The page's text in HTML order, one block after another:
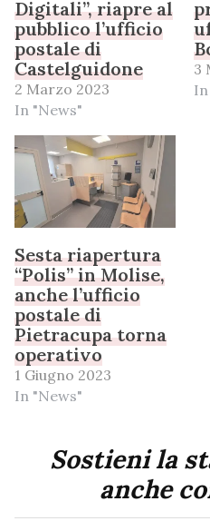
Digitali”, riapre al
pubblico l’ufficio
postale di
Castelguidone
2 Marzo 2023
In "News"
3
Sesta riapertura
“Polis” in Molise,
anche l’ufficio
postale di
Pietracupa torna
operativo
1 Giugno 2023
In "News"
Sostieni la
anche